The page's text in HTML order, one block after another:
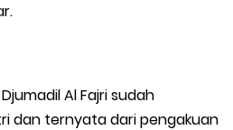
Al Fajri sudah
dan ternyata dari pengakuan